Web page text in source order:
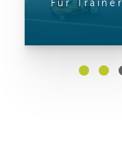
Für Trainer